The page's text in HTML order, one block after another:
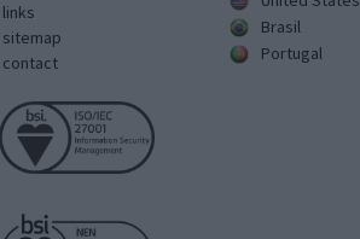
links
sitemap
contact
Brasil
Portugal